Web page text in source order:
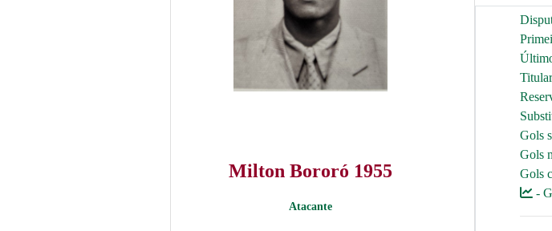
Milton Bororó 1955
Atacante
Gols
Gols
Gols
-